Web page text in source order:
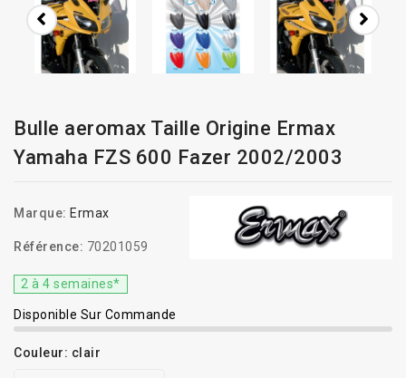
Bulle aeromax Taille Origine Ermax
Yamaha FZS 600 Fazer 2002/2003
Marque: Ermax
Référence: 70201059
2 à 4 semaines*
Disponible Sur Commande
Couleur: clair